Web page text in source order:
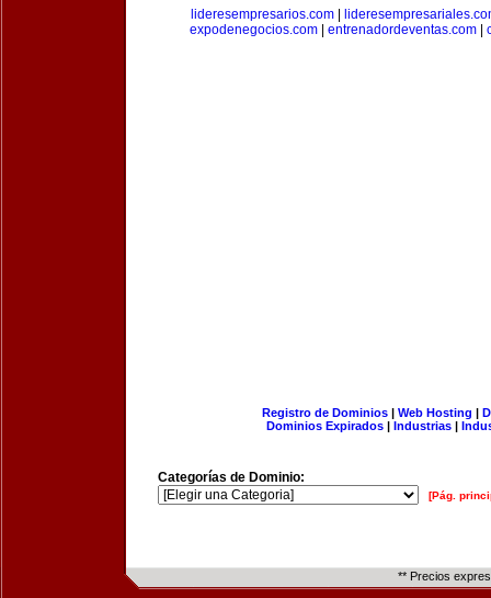
lideresempresarios.com|
expodenegocios.com
entrenadordeventas.com
Registro de Dominios| Web Hosting |
Dominios Expirados | Industrias |
Categorías de Dominio:
[Pág.
** Precios